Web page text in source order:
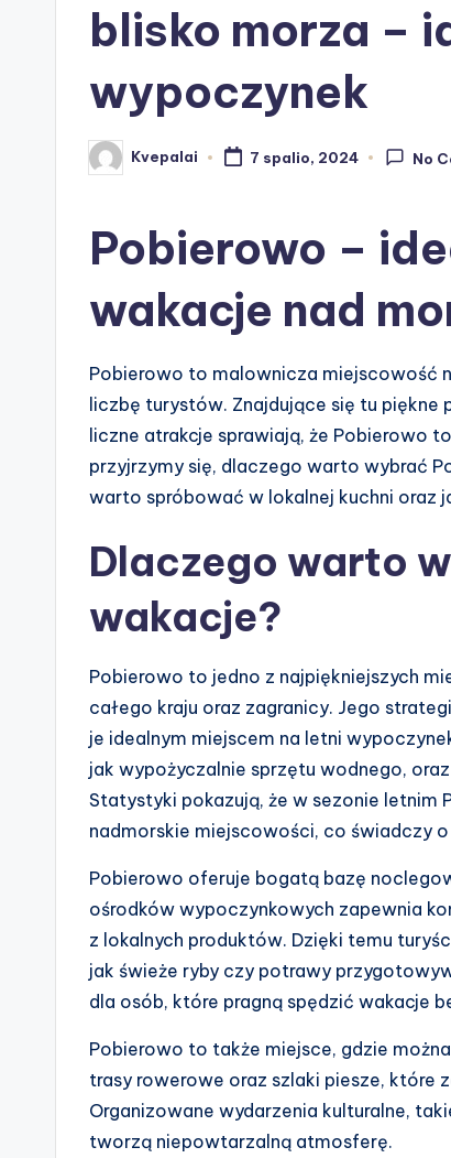
blisko morza –
wypoczynek
Posted
by
Kvepalai 7 spalio, 2024 No
Pobierowo –
wakacje nad
Pobierowo to malownicza miejscowość
liczbę turystów. Znajdujące się tu
liczne atrakcje sprawiają, że Pobierowo
przyjrzymy się, dlaczego warto wybrać
warto spróbować w lokalnej kuchni oraz
Dlaczego warto
wakacje?
Pobierowo to jedno z najpiękniejszych
całego kraju oraz zagranicy. Jego
je idealnym miejscem na letni
jak wypożyczalnie sprzętu wodnego,
Statystyki pokazują, że w sezonie letnim
nadmorskie miejscowości, co świadczy
Pobierowo oferuje bogatą bazę
ośrodków wypoczynkowych zapewnia
z lokalnych produktów. Dzięki temu
jak świeże ryby czy potrawy
dla osób, które pragną spędzić wakacje
Pobierowo to także miejsce, gdzie
trasy rowerowe oraz szlaki piesze, które
Organizowane wydarzenia kulturalne,
tworzą niepowtarzalną atmosferę.